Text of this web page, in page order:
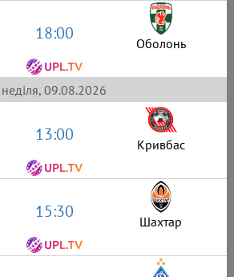
18:00 Оболонь
неділя, 09.08.2026
13:00 Кривбас
15:30 Шахтар